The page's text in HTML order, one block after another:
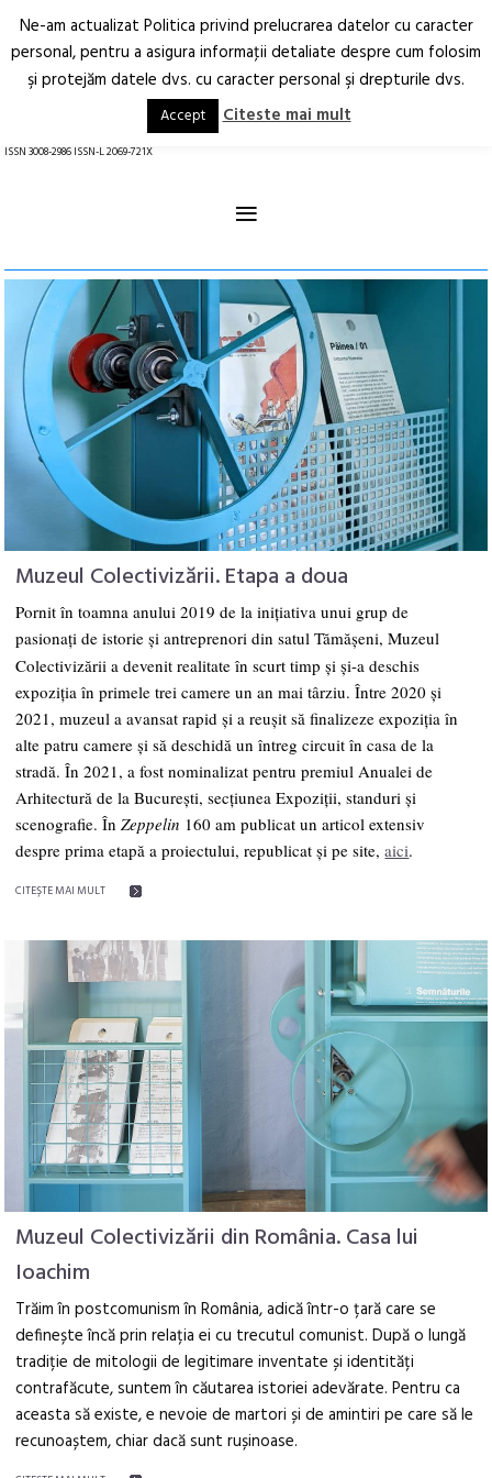
Arhitectură.
Oraș.
RO EN
ISSN 3008-2986 ISSN-L 2069-721X
≡
Muzeul Colectivizării. Etapa a doua
Pornit în toamna anului 2019 de la inițiativa unui grup de
pasionați de istorie și antreprenori din satul Tămășeni,Muzeul
Colectivizării a devenit realitate în scurt timp și și-a deschis
expoziția în primele trei camere un an mai târziu.Între 2020 şi
2021, muzeul a avansat rapid și a reușit să finalizeze expoziția în
alte patru camere și să deschidă un întreg circuit în casa de la
stradă. În 2021, a fost nominalizat pentru premiul Anualei de
Arhitectură de la București, secțiunea Expoziții, standuri și
scenografie. ÎnZeppelin 160 am publicat un articol extensiv
despre prima etapă a proiectului, republicat și pe site,aici.
CITEŞTE MAI MULT
Muzeul Colectivizării din România. Casa lui
Ioachim
Trăim în postcomunism în România, adică într-o țară care se
definește încă prin relația ei cu trecutul comunist. După o lungă
tradiție de mitologii de legitimare inventate și identități
contrafăcute, suntem în căutarea istoriei adevărate. Pentru ca
aceasta să existe, e nevoie de martori și de amintiri pe care să le
recunoaștem, chiar dacă sunt rușinoase.
Ne-am actualizat Politica privind prelucrarea datelor cu caracter
personal, pentru a asigura informaţii detaliate despre cum folosim
şi protejăm datele dvs. cu caracter personal şi drepturile dvs.
Accept Citeste mai mult